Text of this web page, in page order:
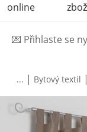
online
💌 Přihlaste se
... | Bytový textil |